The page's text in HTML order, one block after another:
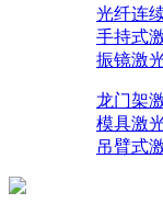
光纤连
手持式
振镜激
龙门架
模具激
吊臂式